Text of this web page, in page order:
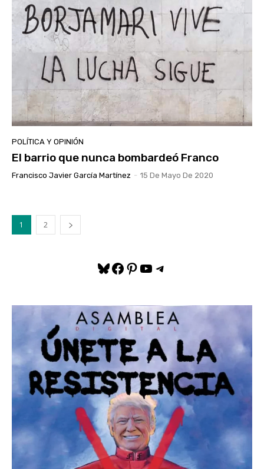
POLÍTICA Y OPINIÓN
El barrio que nunca bombardeó Franco
Francisco Javier García Martínez - 15 De Mayo De 2020
1 2
Bluesky
Facebook
Pinterest
YouTube
Telegram